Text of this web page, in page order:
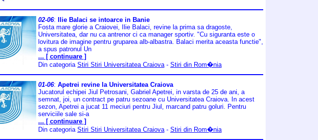
02-06:
Ilie Balaci se intoarce in Banie
Fosta mare glorie a Craiovei, Ilie Balaci, revine la prima sa dragoste,
Universitatea, dar nu ca antrenor ci ca manager sportiv. "Cu siguranta este o
lovitura de imagine pentru gruparea alb-albastra. Balaci merita aceasta functie",
a spus patronul Un
... [ continuare ]
Din categoria Stiri Stiri Universitatea Craiova - Stiri din Rom�nia
01-06: Apetrei revine la Universitatea Craiova
Jucatorul echipei Jiul Petrosani, Gabriel Apetrei, in varsta de 25 de ani, a
semnat, joi, un contract pe patru sezoane cu Universitatea Craiova. In acest
sezon, Apetrei a jucat 11 meciuri pentru Jiul, marcand patru goluri. Pentru
serviciile sale si-a
... [ continuare ]
Din categoria Stiri Stiri Universitatea Craiova - Stiri din Rom�nia